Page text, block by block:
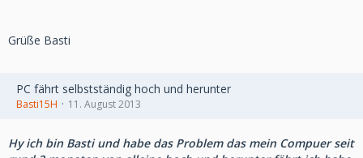
Grüße Basti
PC fährt selbstständig hoch und herunter
Basti15H 11. August 2013
Hy ich bin Basti und habe das Problem das mein Compuer seit